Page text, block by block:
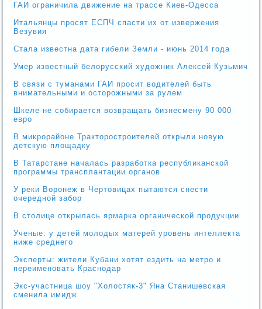
ГАИ ограничила движение на трассе Киев-Одесса
Итальянцы просят ЕСПЧ спасти их от извержения
Везувия
Стала известна дата гибели Земли - июнь 2014 года
Умер известный белорусский художник Алексей Кузьмич
В связи с туманами ГАИ просит водителей быть
внимательными и осторожными за рулем
Шкеле не собирается возвращать бизнесмену 90 000
евро
В микрорайоне Тракторостроителей открыли новую
детскую площадку
В Татарстане началась разработка республиканской
программы трансплантации органов
У реки Воронеж в Чертовицах пытаются снести
очередной забор
В столице открылась ярмарка органической продукции
Ученые: у детей молодых матерей уровень интеллекта
ниже среднего
Эксперты: жители Кубани хотят ездить на метро и
переименовать Краснодар
Экс-участница шоу "Холостяк-3" Яна Станишевская
сменила имидж